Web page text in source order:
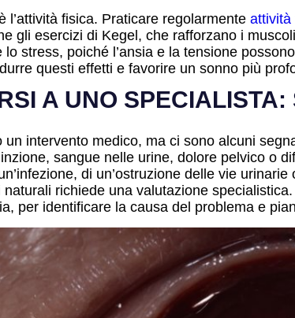
l’attività fisica. Praticare regolarmente attività
gli esercizi di Kegel, che rafforzano i
stress, poiché l’ansia e la tensione
questi effetti e favorire un sonno più
A UNO
intervento medico, ma ci sono alcuni
sangue nelle urine, dolore pelvico o
di un’ostruzione delle vie
richiede una valutazione
per identificare la causa del problema e